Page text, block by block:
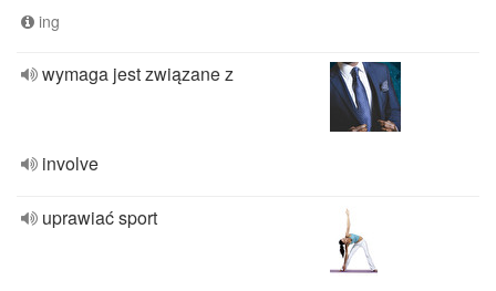
ing
wymaga jest związane z
involve
uprawiać sport